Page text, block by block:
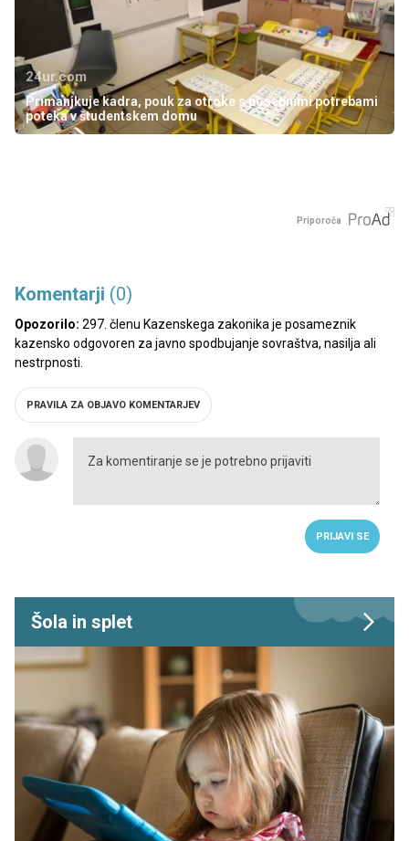
24ur.com
Primanjkuje kadra, pouk za otroke s posebnimi potrebami
poteka v študentskem domu
Priporoča
Komentarji (0)
Opozorilo: 297. členu Kazenskega zakonika je posameznik
kazensko odgovoren za javno spodbujanje sovraštva, nasilja ali
nestrpnosti.
PRAVILA ZA OBJAVO KOMENTARJEV
PRIJAVI SE
Šola in splet